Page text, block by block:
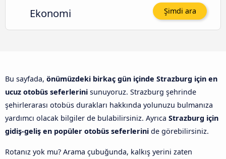
Ekonomi Şimdi ara
Bu sayfada, önümüzdeki birkaç gün içinde Strazburg için en
ucuz otobüs seferlerini sunuyoruz. Strazburg şehrinde
şehirlerarası otobüs durakları hakkında yolunuzu bulmanıza
yardımcı olacak bilgiler de bulabilirsiniz. Ayrıca Strazburg için
gidiş-geliş en popüler otobüs seferlerini de görebilirsiniz.
Rotanız yok mu? Arama çubuğunda, kalkış yerini zaten